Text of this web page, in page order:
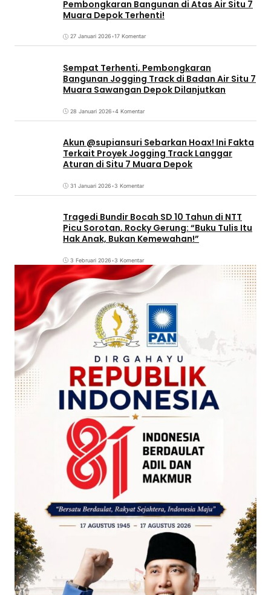
Pembongkaran Bangunan di Atas Air Situ 7
Muara Depok Terhenti!
27 Januari 2026•17 Komentar
Sempat Terhenti, Pembongkaran
Bangunan Jogging Track di Badan Air Situ 7
Muara Sawangan Depok Dilanjutkan
28 Januari 2026•4 Komentar
Akun @supiansuri Sebarkan Hoax! Ini Fakta
Terkait Proyek Jogging Track Langgar
Aturan di Situ 7 Muara Depok
31 Januari 2026•3 Komentar
Tragedi Bundir Bocah SD 10 Tahun di NTT
Picu Sorotan, Rocky Gerung: “Buku Tulis Itu
Hak Anak, Bukan Kemewahan!”
3 Februari 2026•3 Komentar